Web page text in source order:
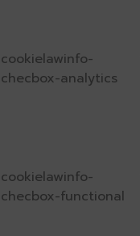
cookielawinfo-
checbox-analytics
cookielawinfo-
checbox-functional